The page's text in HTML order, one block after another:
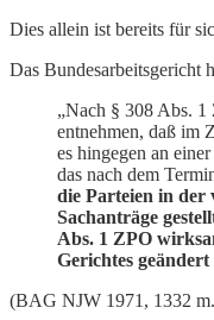
Dies allein ist bereits für
Das Bundesarbeitsgericht
„Nach § 308 Abs.
entnehmen, daß im
es hingegen an
das nach dem
die Parteien in der
Sachanträge
Abs. 1 ZPO
Gerichtes
(BAG NJW 1971, 1332